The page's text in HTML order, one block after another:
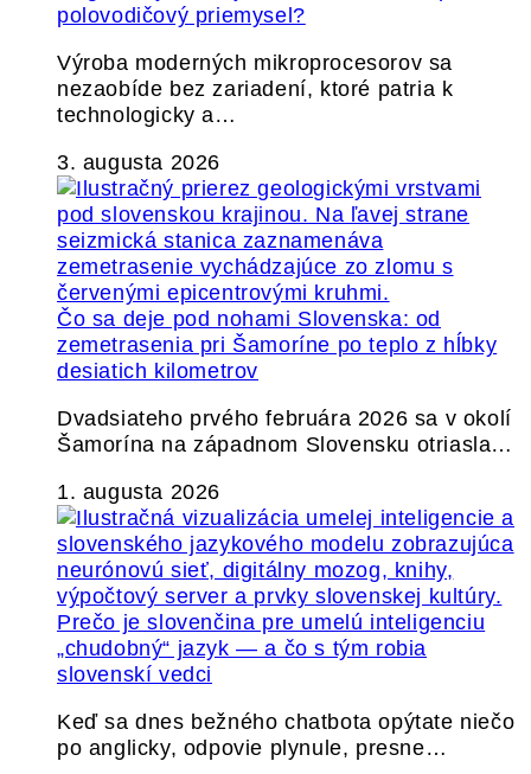
polovodičový priemysel?
Výroba moderných mikroprocesorov sa
nezaobíde bez zariadení, ktoré patria k
technologicky a…
3. augusta 2026
Čo sa deje pod nohami Slovenska: od
zemetrasenia pri Šamoríne po teplo z hĺbky
desiatich kilometrov
Dvadsiateho prvého februára 2026 sa v okolí
Šamorína na západnom Slovensku otriasla…
1. augusta 2026
Prečo je slovenčina pre umelú inteligenciu
„chudobný“ jazyk — a čo s tým robia
slovenskí vedci
Keď sa dnes bežného chatbota opýtate niečo
po anglicky, odpovie plynule, presne…